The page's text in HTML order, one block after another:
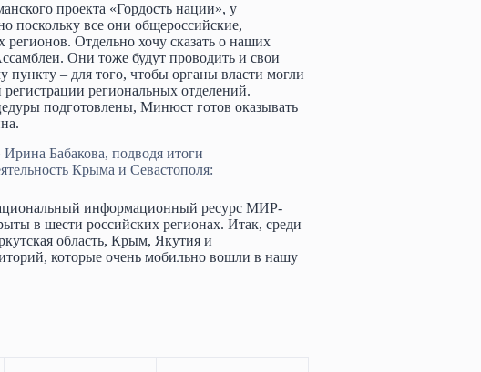
проекта «Гордость нации», у
поскольку все они общероссийские,
Отдельно хочу сказать о наших
Они тоже будут проводить и свои
пункту – для того, чтобы органы власти могли
региональных отделений.
подготовлены, Минюст готов оказывать
Бабакова, подводя итоги
Крыма и Севастополя:
информационный ресурс МИР-
в шести российских регионах. Итак, среди
область, Крым, Якутия и
которые очень мобильно вошли в нашу